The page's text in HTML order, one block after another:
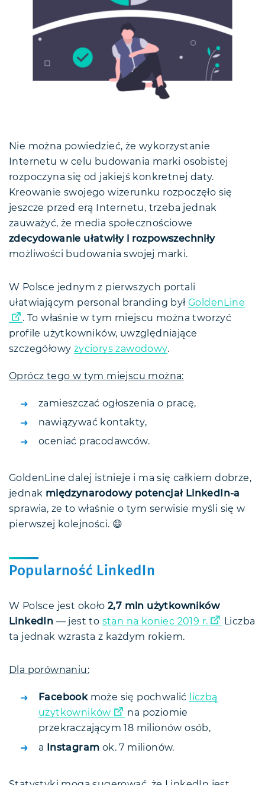
Nie można powiedzieć, że wykorzystanie
Internetu w celu budowania marki osobistej
rozpoczyna się od jakiejś konkretnej daty.
Kreowanie swojego wizerunku rozpoczęło się
jeszcze przed erą Internetu, trzeba jednak
zauważyć, że media społecznościowe
zdecydowanie ułatwiły i rozpowszechniły
możliwości budowania swojej marki.
W Polsce jednym z pierwszych portali
ułatwiającym personal branding był GoldenLine
. To właśnie w tym miejscu można tworzyć
profile użytkowników, uwzględniające
szczegółowy życiorys zawodowy.
Oprócz tego w tym miejscu można:
zamieszczać ogłoszenia o pracę,
nawiązywać kontakty,
oceniać pracodawców.
GoldenLine dalej istnieje i ma się całkiem dobrze,
jednak międzynarodowy potencjał LinkedIn-a
sprawia, że to właśnie o tym serwisie myśli się w
pierwszej kolejności. 😄
Popularność LinkedIn
W Polsce jest około 2,7 mln użytkowników
LinkedIn — jest to stan na koniec 2019 r.
Liczba
ta jednak wzrasta z każdym rokiem.
Dla porównaniu:
Facebookmoże się pochwalić
liczbą
użytkowników
na poziomie
przekraczającym 18 milionów osób,
a
Instagram ok. 7 milionów.